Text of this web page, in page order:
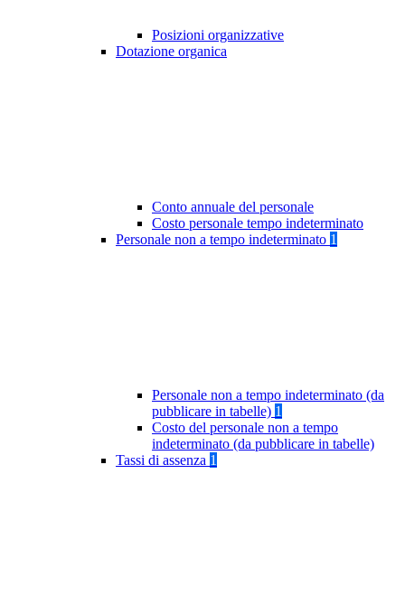
Posizioni organizzative
Dotazione organica
Conto annuale del personale
Costo personale tempo indeterminato
Personale non a tempo indeterminato 1
Personale non a tempo indeterminato (da
pubblicare in tabelle) 1
Costo del personale non a tempo
indeterminato (da pubblicare in tabelle)
Tassi di assenza 1